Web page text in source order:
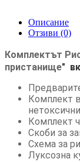
Описание
Отзиви (0)
Комплектът
пристанище"
Комплект
Комплект
Скоби за
Схема за
Луксозна